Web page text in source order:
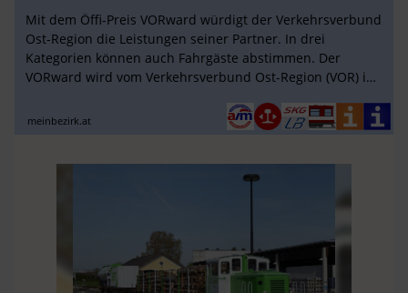
Mit dem Öffi-Preis VORward würdigt der Verkehrsverbund
Ost-Region die Leistungen seiner Partner. In drei
Kategorien können auch Fahrgäste abstimmen. Der
VORward wird vom Verkehrsverbund Ost-Region (VOR) in
meinbezirk.at